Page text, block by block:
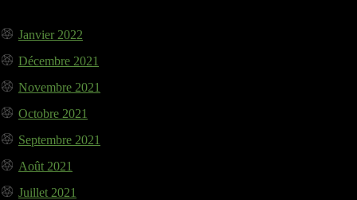
Janvier 2022
Décembre 2021
Novembre 2021
Octobre 2021
Septembre 2021
Août 2021
Juillet 2021